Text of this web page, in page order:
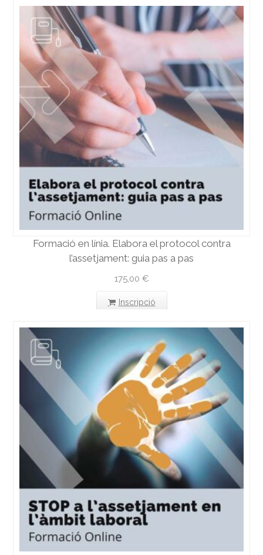
Formació en línia. Elabora el protocol contra
l’assetjament: guia pas a pas
175,00 €
Inscripció